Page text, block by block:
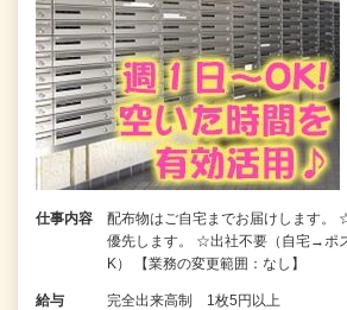
仕事内容
配布物はご自宅までお届けします。
優先します。 ☆出社不要（自宅→ポ
K） 【業務の変更範囲：なし】
給与 完全出来高制 1枚5円以上